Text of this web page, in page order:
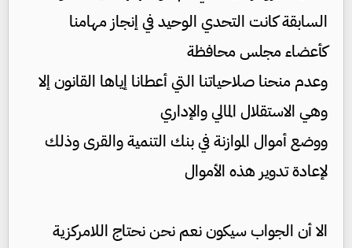
السابقة كانت التحدي الوحيد في إنجاز مهامنا
كأعضاء مجلس محافظة
وعدم منحنا صلاحياتنا التي أعطانا إياها القانون إلا
وهي الاستقلال المالي والإداري
ووضع أموال الموازنة في بنك التنمية والقرى وذلك
لإعادة تدوير هذه الأموال
الا أن الجواب سيكون نعم نحن نحتاج اللامركزية